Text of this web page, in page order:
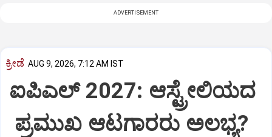
ADVERTISEMENT
ಕ್ರೀಡೆ AUG 9, 2026, 7:12 AM IST
ಐಪಿಎಲ್‌ 2027: ಆಸ್ಟ್ರೇಲಿಯದ
ಪ್ರಮುಖ ಆಟಗಾರರು ಅಲಭ್ಯ?